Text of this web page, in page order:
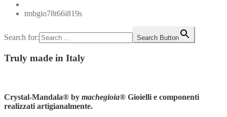
tmbgio78t66i819s
Search for: Search Button
Truly made in Italy
Crystal-Mandala® by machegioia® Gioielli e componenti
realizzati artigianalmente.